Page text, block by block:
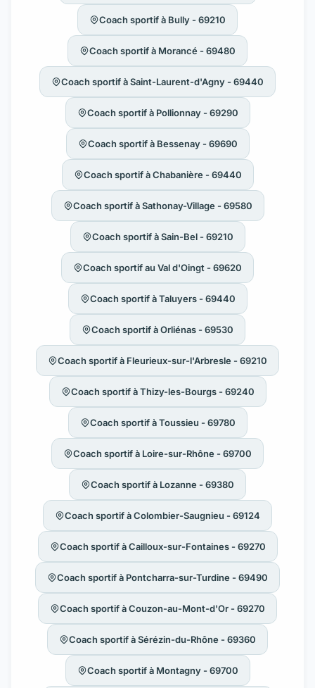
Coach sportif à Bully - 69210
Coach sportif à Morancé - 69480
Coach sportif à Saint-Laurent-d'Agny - 69440
Coach sportif à Pollionnay - 69290
Coach sportif à Bessenay - 69690
Coach sportif à Chabanière - 69440
Coach sportif à Sathonay-Village - 69580
Coach sportif à Sain-Bel - 69210
Coach sportif au Val d'Oingt - 69620
Coach sportif à Taluyers - 69440
Coach sportif à Orliénas - 69530
Coach sportif à Fleurieux-sur-l'Arbresle - 69210
Coach sportif à Thizy-les-Bourgs - 69240
Coach sportif à Toussieu - 69780
Coach sportif à Loire-sur-Rhône - 69700
Coach sportif à Lozanne - 69380
Coach sportif à Colombier-Saugnieu - 69124
Coach sportif à Cailloux-sur-Fontaines - 69270
Coach sportif à Pontcharra-sur-Turdine - 69490
Coach sportif à Couzon-au-Mont-d'Or - 69270
Coach sportif à Sérézin-du-Rhône - 69360
Coach sportif à Montagny - 69700